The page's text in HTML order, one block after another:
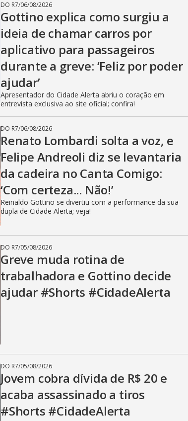
DO R7/06/08/2026
Gottino explica como surgiu a
ideia de chamar carros por
aplicativo para passageiros
durante a greve: ‘Feliz por poder
ajudar’
Apresentador do Cidade Alerta abriu o coração em
entrevista exclusiva ao site oficial; confira!
DO R7/06/08/2026
Renato Lombardi solta a voz, e
Felipe Andreoli diz se levantaria
da cadeira no Canta Comigo:
‘Com certeza... Não!’
Reinaldo Gottino se divertiu com a performance da sua
dupla de Cidade Alerta; veja!
DO R7/05/08/2026
Greve muda rotina de
trabalhadora e Gottino decide
ajudar #Shorts #CidadeAlerta
DO R7/05/08/2026
Jovem cobra dívida de R$ 20 e
acaba assassinado a tiros
#Shorts #CidadeAlerta